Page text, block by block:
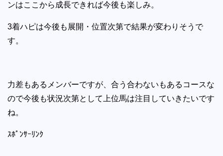
ンはここから成長できれば今後も楽しみ。
3着ハピは今後も展開・位置次第で結果が変わりそうで
す。
力差もあるメンバーですが、合う合わないもあるコースな
ので今後も状況次第として上位馬は注目していきたいです
ね。
ｽﾎﾟﾝｻｰﾘﾝｸ